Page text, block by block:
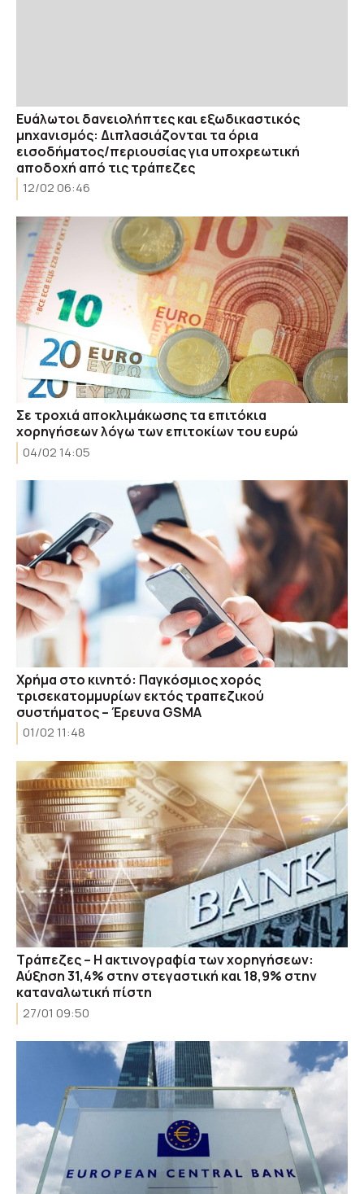
Ευάλωτοι δανειολήπτες και εξωδικαστικός
μηχανισμός: Διπλασιάζονται τα όρια
εισοδήματος/περιουσίας για υποχρεωτική
αποδοχή από τις τράπεζες
12/02 06:46
Σε τροχιά αποκλιμάκωσης τα επιτόκια
χορηγήσεων λόγω των επιτοκίων του ευρώ
04/02 14:05
Χρήμα στο κινητό: Παγκόσμιος χορός
τρισεκατομμυρίων εκτός τραπεζικού
συστήματος – Έρευνα GSMA
01/02 11:48
Τράπεζες – Η ακτινογραφία των χορηγήσεων:
Αύξηση 31,4% στην στεγαστική και 18,9% στην
καταναλωτική πίστη
27/01 09:50